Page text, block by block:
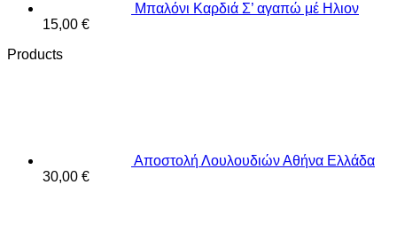
Μπαλόνι Καρδιά Σ’ αγαπώ μέ Ηλιον
15,00 €
Products
Αποστολή Λουλουδιών Αθήνα Ελλάδα
30,00 €